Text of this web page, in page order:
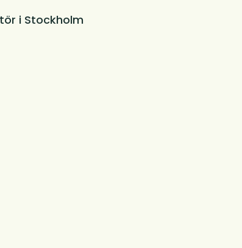
i Stockholm